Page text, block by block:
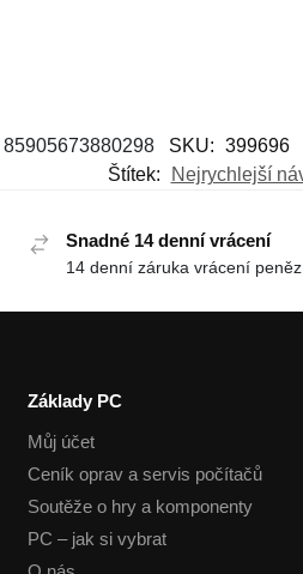
85905673880298 SKU: 399696
Štítek:
Nejrychlejší
Snadné 14 denní vrácení
14 denní záruka vrácení peněz
Základy PC
Můj účet
Ceník oprav a servis počítačů
Soutěže o hry a komponenty
PC – jak si vybrat